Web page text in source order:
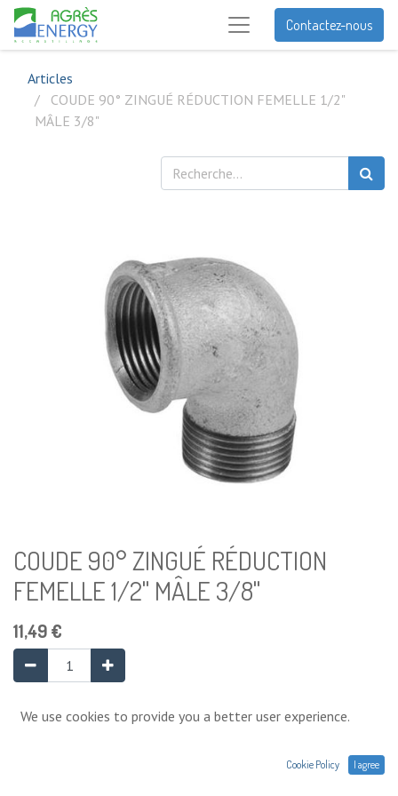
Contactez-nous
Articles
COUDE 90° ZINGUÉ RÉDUCTION FEMELLE 1/2"
MÂLE 3/8"
COUDE 90° ZINGUÉ RÉDUCTION
FEMELLE 1/2" MÂLE 3/8"
11,49€
Ajouter au panier
We use cookies to provide you a better user experience.
Cookie Policy I agree